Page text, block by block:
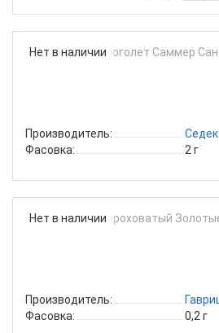
Нет в наличии
Производитель:
Седек
Фасовка:
2 г
Нет в наличии
Производитель:
Фасовка:
0,2 г